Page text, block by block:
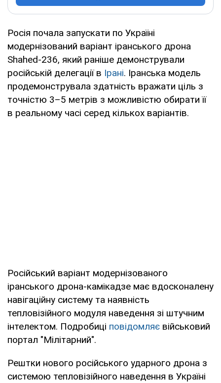
Росія почала запускати по Україні
модернізований варіант іранського дрона
Shahed-236, який раніше демонстрували
російській делегації в Ірані. Іранська модель
продемонструвала здатність вражати ціль з
точністю 3–5 метрів з можливістю обирати її
в реальному часі серед кількох варіантів.
Російський варіант модернізованого
іранського дрона-камікадзе має вдосконалену
навігаційну систему та наявність
тепловізійного модуля наведення зі штучним
інтелектом. Подробиці повідомляє військовий
портал "Мілітарний".
Рештки нового російського ударного дрона з
системою тепловізійного наведення в Україні